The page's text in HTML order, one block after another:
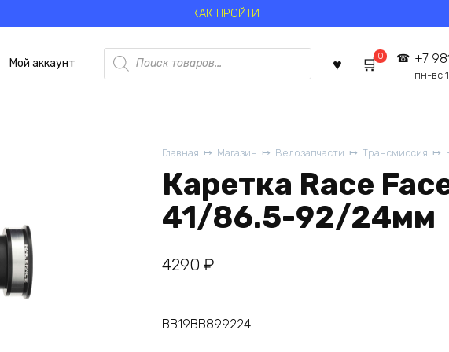
КАК ПРОЙТИ
Мой аккаунт
Поиск
товаров
0 +7
пн-вс
Главная
Магазин Велозапчасти Трансмиссия
Каретка Race
41/86.5-92/24мм
4290 ₽
BB19BB899224